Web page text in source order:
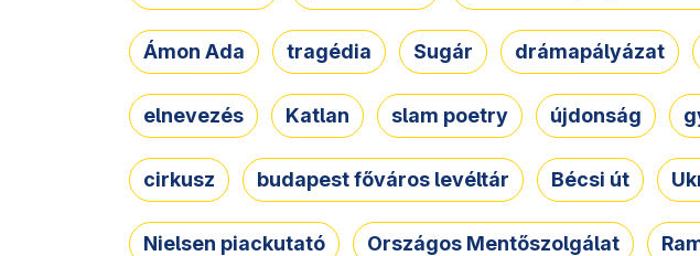
Ámon Ada tragédia Sugár drámapályázat
elnevezés Katlan slam poetry újdonság
cirkusz budapest főváros levéltár Bécsi út
Nielsen piackutató Országos Mentőszolgálat